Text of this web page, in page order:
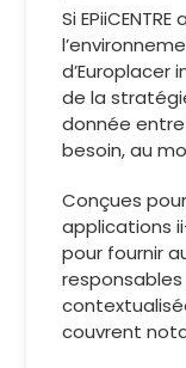
Si
d’Europlacer
de la
donnée
besoin, au
Conçues
applications
pour fournir
couvrent